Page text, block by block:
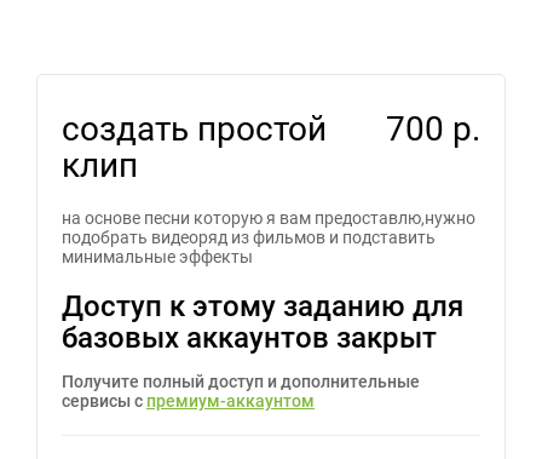
создать простой
клип
700 р.
на основе песни которую я вам предоставлю,нужно
подобрать видеоряд из фильмов и подставить
минимальные эффекты
Доступ к этому заданию для
базовых аккаунтов закрыт
Получите полный доступ и дополнительные
сервисы с премиум-аккаунтом